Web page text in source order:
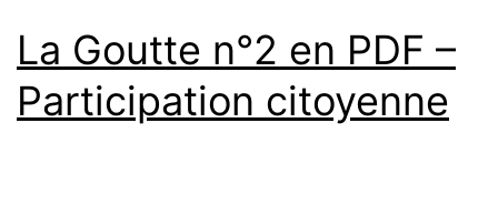
La Goutte n°2 en PDF –
Participation citoyenne